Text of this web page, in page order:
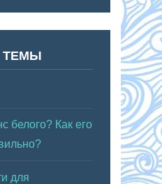
ТЕМЫ
белого? Как его
для